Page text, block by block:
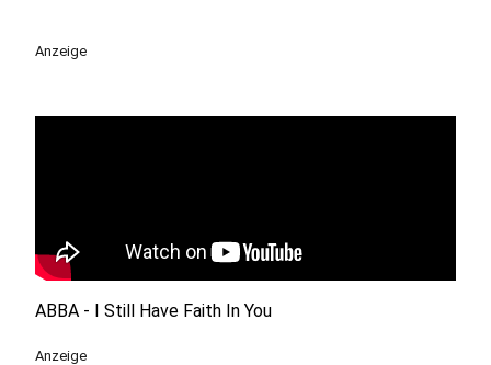
Anzeige
ABBA - I Still Have Faith In You
Anzeige